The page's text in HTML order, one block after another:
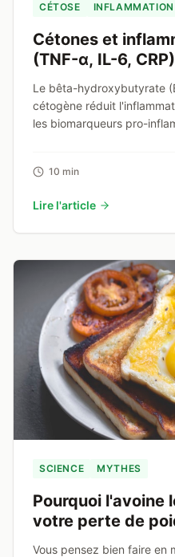
CÉTOSE INFLAMMATION
Cétones et
(TNF-α, IL-6, CRP)
Le bêta-hydroxybutyrate
cétogène réduit
les biomarqueurs pro-
10 min
Lire l'article
SCIENCE MYTHES
Pourquoi l'avoine
votre perte de
Vous pensez bien faire en